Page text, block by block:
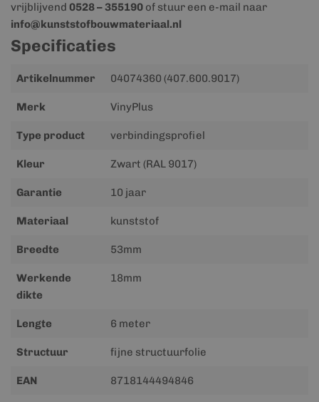
vrijblijvend 0528 – 355190 of stuur een e-mail naar
info@kunststofbouwmateriaal.nl
Specificaties
Meer
Artikelnummer 04074360 (407.600.9017)
Merk VinyPlus
Type product verbindingsprofiel
Kleur Zwart (RAL 9017)
Garantie 10 jaar
Materiaal kunststof
Breedte 53mm
Werkende
dikte
18mm
Lengte 6 meter
Structuur fijne structuurfolie
EAN 8718144494846